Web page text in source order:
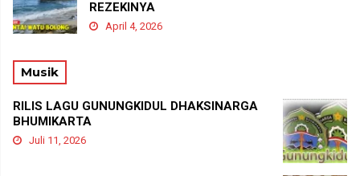
REZEKINYA
April 4, 2026
Musik
RILIS LAGU GUNUNGKIDUL DHAKSINARGA
BHUMIKARTA
Juli 11, 2026